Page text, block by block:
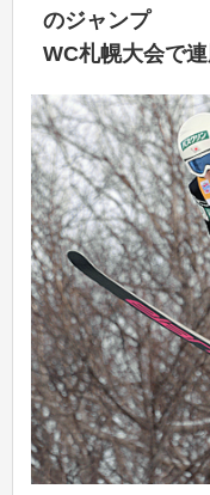
のジャンプ
WC札幌大会で